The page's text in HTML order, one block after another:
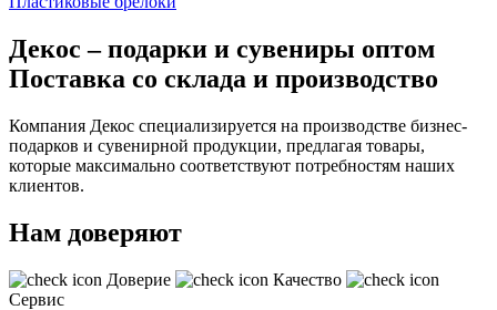
Декос – подарки и сувениры оптом
Поставка со склада и производство
Компания Декос специализируется на производстве бизнес-
подарков и сувенирной продукции, предлагая товары,
которые максимально соответствуют потребностям наших
клиентов.
Нам доверяют
Доверие
Качество
Сервис